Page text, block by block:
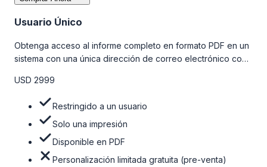
Usuario Único
Obtenga acceso al informe completo en formato PDF en un
sistema con una única dirección de correo electrónico con
la tabla de precios a continuación.
USD 2999
Restringido a un usuario
Solo una impresión
Disponible en PDF
Personalización limitada gratuita (pre-venta)